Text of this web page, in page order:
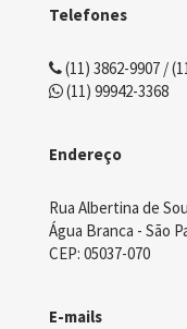
Telefones
(11) 3862-9907 /
(11) 99942-3368
Endereço
Rua Albertina de
Água Branca - São
CEP: 05037-070
E-mails